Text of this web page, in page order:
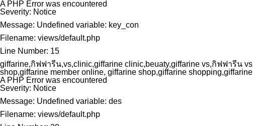
A PHP Error was encountered
Severity: Notice
Message: Undefined variable: key_con
Filename: views/default.php
Line Number: 15
giffarine,กิฟฟารีน,vs,clinic,giffarine clinic,beuaty,giffarine vs,กิฟฟารี
shop,giffarine member online, giffarine shop,giffarine
A PHP Error was encountered
Severity: Notice
Message: Undefined variable: des
Filename: views/default.php